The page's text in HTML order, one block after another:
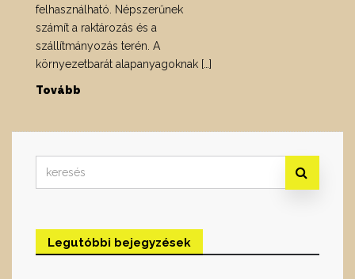
felhasználható. Népszerűnek
számít a raktározás és a
szállítmányozás terén. A
környezetbarát alapanyagoknak […]
Tovább
for:
Legutóbbi bejegyzések